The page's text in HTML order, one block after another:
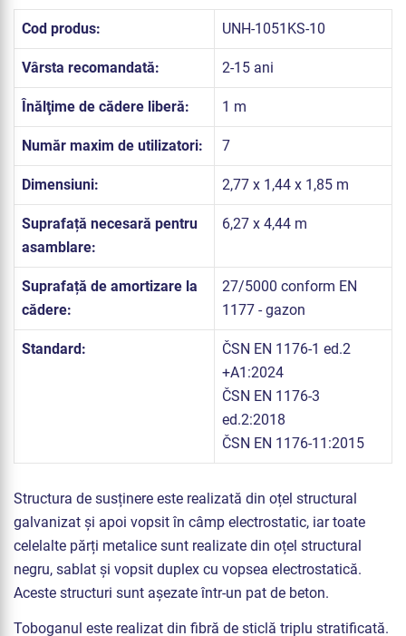
Cod produs: UNH-1051KS-10
Vârsta recomandată: 2-15 ani
Înălţime de cădere liberă: 1 m
Număr maxim de utilizatori: 7
Dimensiuni: 2,77 x 1,44 x 1,85 m
Suprafață necesară pentru
asamblare:
6,27 x 4,44 m
Suprafață de amortizare la
cădere:
27/5000 conform EN
1177 - gazon
Standard:
ČSN EN 1176-1 ed.2
+A1:2024
ČSN EN 1176-3
ed.2:2018
ČSN EN 1176-11:2015
Structura de susținere este realizată din oțel structural
galvanizat și apoi vopsit în câmp electrostatic, iar toate
celelalte părți metalice sunt realizate din oțel structural
negru, sablat și vopsit duplex cu vopsea electrostatică.
Aceste structuri sunt așezate într-un pat de beton.
Toboganul este realizat din fibră de sticlă triplu stratificată.